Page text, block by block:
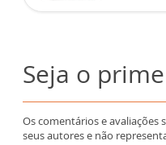
Seja o
Os comentários e avaliações
seus autores e não